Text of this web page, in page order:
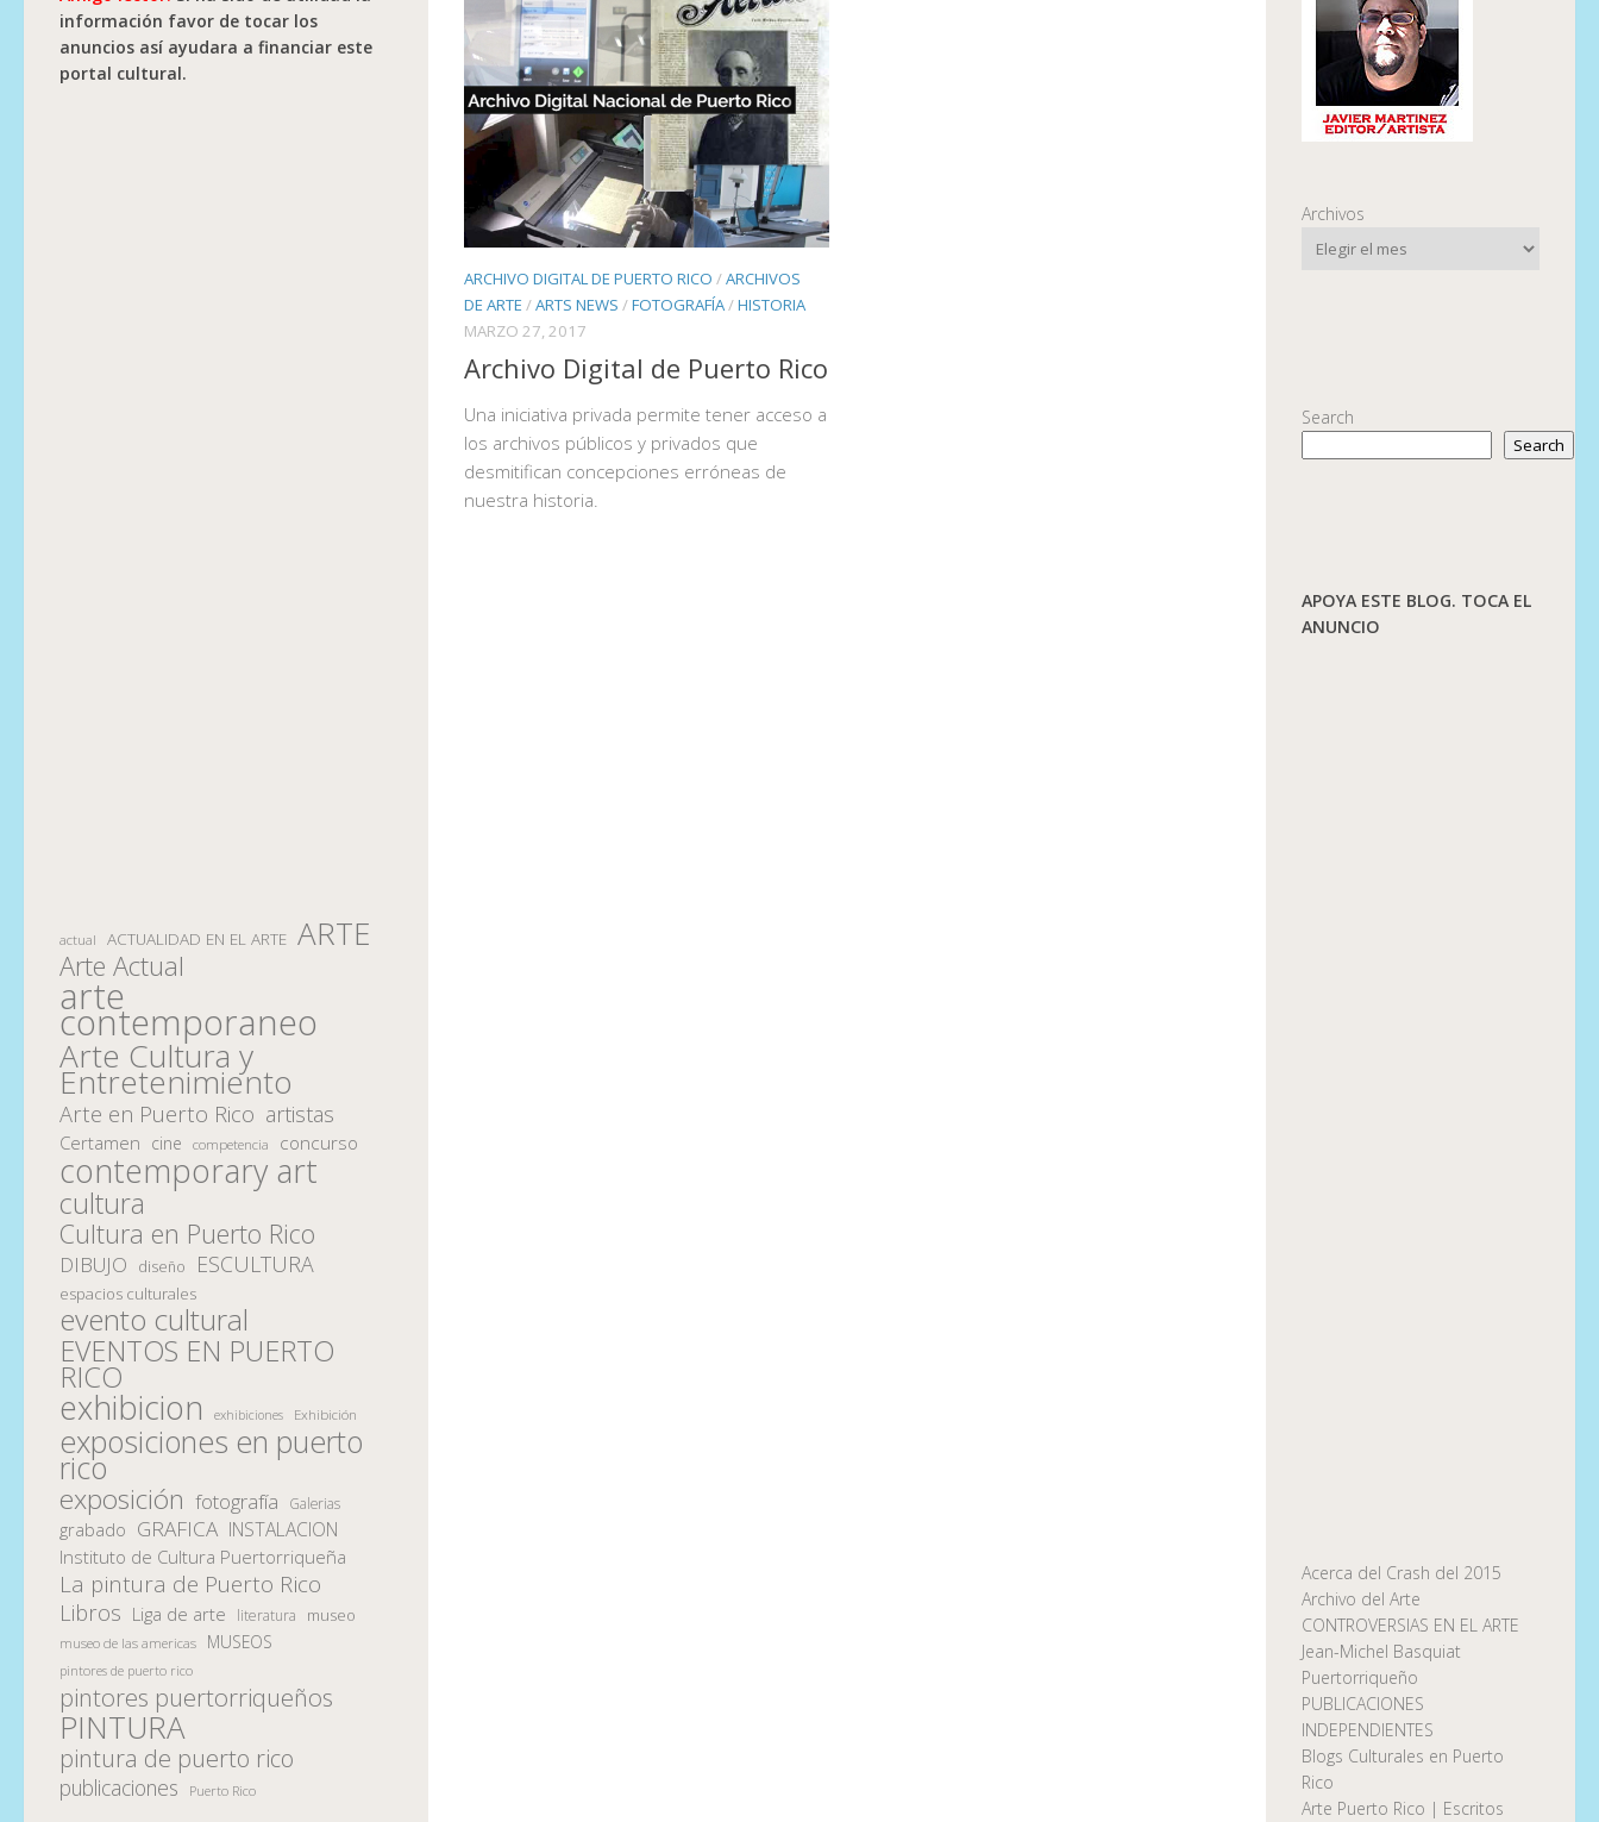
ARCHIVO DIGITAL DE PUERTO RICO /ARCHIVOS
DE ARTE /ARTS NEWS /FOTOGRAFÍA/HISTORIA
MARZO 27, 2017
Archivo Digital de Puerto Rico
Una iniciativa privada permite tener acceso a
los archivos públicos y privados que
desmitifican concepciones erróneas de
nuestra historia.
información favor de tocar los
anuncios así ayudara a financiar este
portal cultural.
actual ACTUALIDAD EN EL ARTE ARTE
Arte Actual
arte
contemporaneo
Arte Cultura y
Entretenimiento
Arte en Puerto Rico artistas
Certamen cine competencia concurso
contemporary art
cultura
Cultura en Puerto Rico
DIBUJO diseño ESCULTURA
espacios culturales
evento cultural
EVENTOS EN PUERTO
RICO
exhibicion exhibiciones Exhibición
exposiciones en puerto
rico
exposición fotografía Galerias
grabado GRAFICA INSTALACION
Instituto de Cultura Puertorriqueña
La pintura de Puerto Rico
Libros Liga de arte literatura museo
museo de las americas MUSEOS
pintores de puerto rico
pintores puertorriqueños
PINTURA
pintura de puerto rico
publicaciones Puerto Rico
Archivos
Search
Search
APOYA ESTE BLOG. TOCA EL
ANUNCIO
Acerca del Crash del 2015
Archivo del Arte
CONTROVERSIAS EN EL ARTE
Jean-Michel Basquiat
Puertorriqueño
PUBLICACIONES
INDEPENDIENTES
Blogs Culturales en Puerto
Rico
Arte Puerto Rico | Escritos